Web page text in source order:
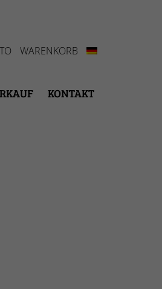
WARENKORB
KONTAKT